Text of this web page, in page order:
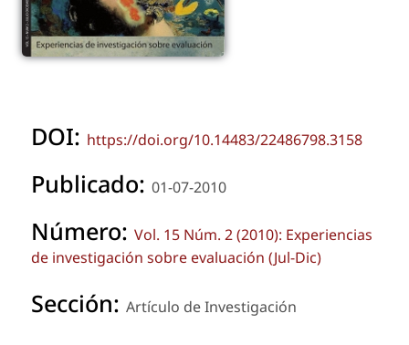
DOI: https://doi.org/10.14483/22486798.3158
Publicado: 01-07-2010
Número: Vol. 15 Núm. 2 (2010): Experiencias
de investigación sobre evaluación (Jul-Dic)
Sección: Artículo de Investigación